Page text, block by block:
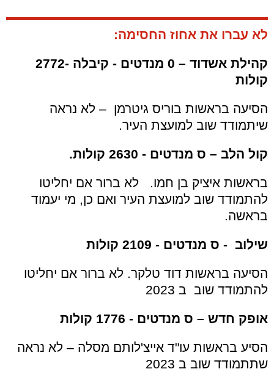
לא עברו את אחוז החסימה:
קהילת אשדוד – 0 מנדטים - קיבלה -2772
קולות
הסיעה בראשות בוריס גיטרמן – לא נראה
שיתמודד שוב למועצת העיר.
קול הלב – ס מנדטים - 2630 קולות.
בראשות איציק בן חמו. לא ברור אם יחליטו
להתמודד שוב למועצת העיר ואם כן, מי יעמוד
בראשה.
שילוב - ס מנדטים - 2109 קולות
הסיעה בראשות דוד טלקר. לא ברור אם יחליטו
להתמודד שוב ב 2023
אופק חדש – ס מנדטים - 1776 קולות
הסיע בראשות עו"ד אייצ'לותם מסלה – לא נראה
שתתמודד שוב ב 2023